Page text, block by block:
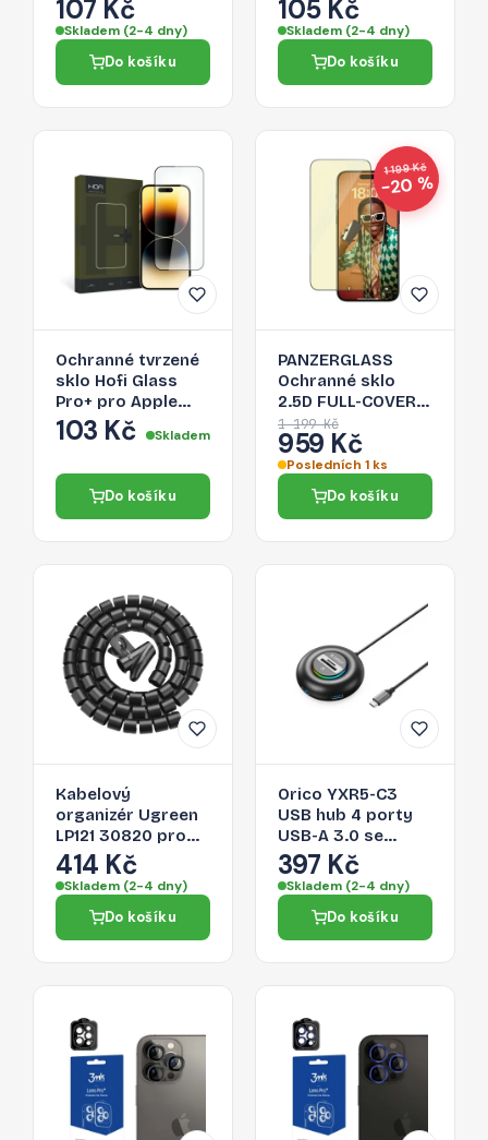
stříbrná
107 Kč
Skladem (2-4 dny)
Do košíku
Apple iPhone 15
Pro Max
105 Kč
Skladem (2-4 dny)
Do košíku
Ochranné tvrzené
sklo Hofi Glass
Pro+ pro Apple
iPhone 15 Pro Max
– černé
103 Kč Skladem
Do košíku
1 199 Kč
−20 %
PANZERGLASS
Ochranné sklo
2.5D FULL-COVER
0.4mm pro iPhone
15 Pro Max,
EyeCare, černý
rámeček
1 199 Kč
959 Kč
Posledních 1 ks
Do košíku
Kabelový
organizér Ugreen
LP121 30820 pro
kabely - černá
414 Kč
Skladem (2-4 dny)
Do košíku
Orico YXR5-C3
USB hub 4 porty
USB-A 3.0 se
čtečkou SD a
microSD 0,3 m –
černý
397 Kč
Skladem (2-4 dny)
Do košíku